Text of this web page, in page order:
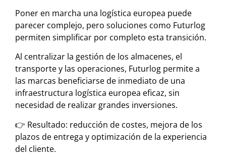
Poner en marcha una logística europea puede
parecer complejo, pero soluciones como Futurlog
permiten simplificar por completo esta transición.
Al centralizar la gestión de los almacenes, el
transporte y las operaciones, Futurlog permite a
las marcas beneficiarse de inmediato de una
infraestructura logística europea eficaz, sin
necesidad de realizar grandes inversiones.
👉 Resultado: reducción de costes, mejora de los
plazos de entrega y optimización de la experiencia
del cliente.